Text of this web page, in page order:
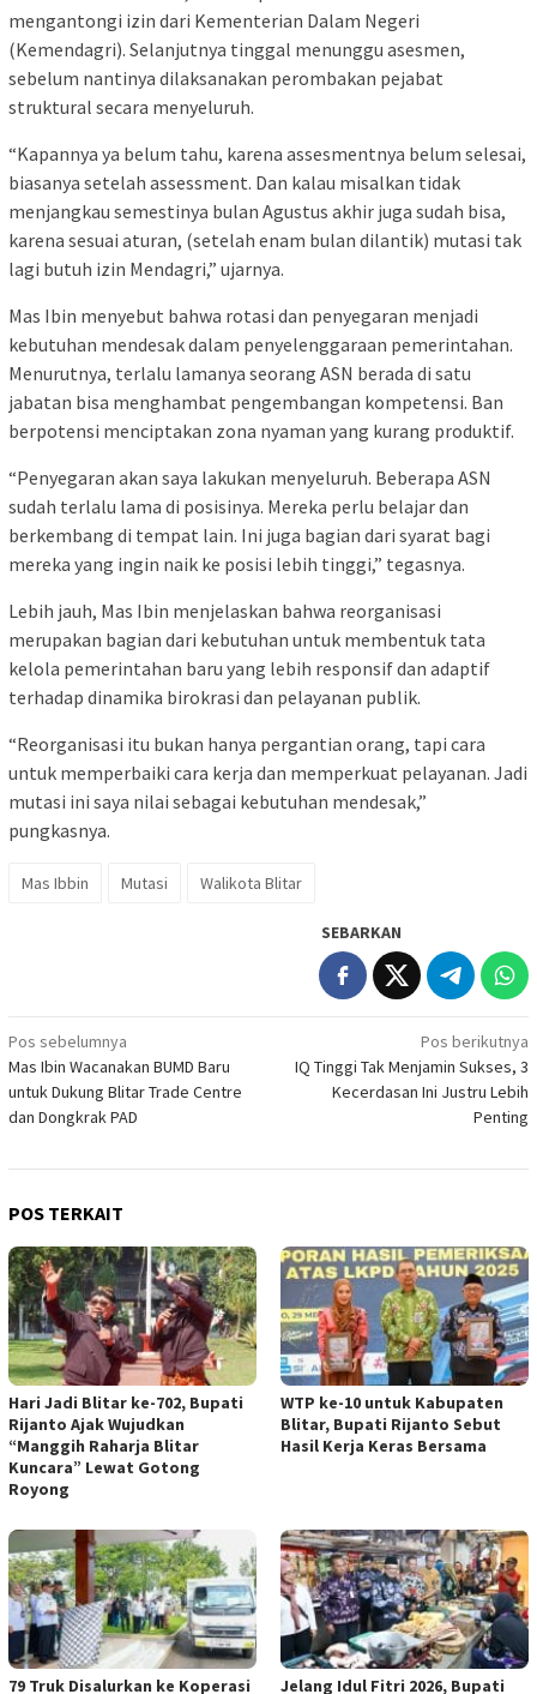
mengantongi izin dari Kementerian Dalam Negeri
(Kemendagri). Selanjutnya tinggal menunggu asesmen,
sebelum nantinya dilaksanakan perombakan pejabat
struktural secara menyeluruh.
“Kapannya ya belum tahu, karena assesmentnya belum selesai,
biasanya setelah assessment. Dan kalau misalkan tidak
menjangkau semestinya bulan Agustus akhir juga sudah bisa,
karena sesuai aturan, (setelah enam bulan dilantik) mutasi tak
lagi butuh izin Mendagri,” ujarnya.
Mas Ibin menyebut bahwa rotasi dan penyegaran menjadi
kebutuhan mendesak dalam penyelenggaraan pemerintahan.
Menurutnya, terlalu lamanya seorang ASN berada di satu
jabatan bisa menghambat pengembangan kompetensi. Ban
berpotensi menciptakan zona nyaman yang kurang produktif.
“Penyegaran akan saya lakukan menyeluruh. Beberapa ASN
sudah terlalu lama di posisinya. Mereka perlu belajar dan
berkembang di tempat lain. Ini juga bagian dari syarat bagi
mereka yang ingin naik ke posisi lebih tinggi,” tegasnya.
Lebih jauh, Mas Ibin menjelaskan bahwa reorganisasi
merupakan bagian dari kebutuhan untuk membentuk tata
kelola pemerintahan baru yang lebih responsif dan adaptif
terhadap dinamika birokrasi dan pelayanan publik.
“Reorganisasi itu bukan hanya pergantian orang, tapi cara
untuk memperbaiki cara kerja dan memperkuat pelayanan. Jadi
mutasi ini saya nilai sebagai kebutuhan mendesak,”
pungkasnya.
Mas Ibbin Mutasi Walikota Blitar
SEBARKAN
Navigasi
pos
Pos sebelumnya
Mas Ibin Wacanakan BUMD Baru
untuk Dukung Blitar Trade Centre
dan Dongkrak PAD
Pos berikutnya
IQ Tinggi Tak Menjamin Sukses, 3
Kecerdasan Ini Justru Lebih
Penting
POS TERKAIT
Hari Jadi Blitar ke-702, Bupati
Rijanto Ajak Wujudkan
“Manggih Raharja Blitar
Kuncara” Lewat Gotong
Royong
WTP ke-10 untuk Kabupaten
Blitar, Bupati Rijanto Sebut
Hasil Kerja Keras Bersama
79 Truk Disalurkan ke Koperasi Jelang Idul Fitri 2026, Bupati